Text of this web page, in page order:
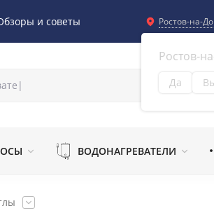
и советы Ростов-на-
Ростов-
Да
ВОДОНАГРЕВАТЕЛИ